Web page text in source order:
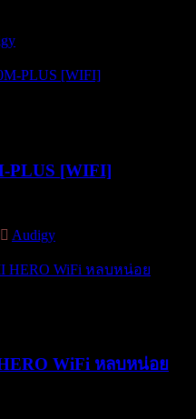
PLUS [WIFI]
Audigy
WiFi หลบหน่อย